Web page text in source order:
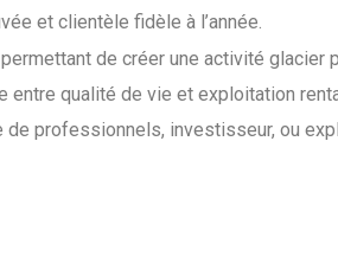
et clientèle fidèle à l’année.
de créer une activité
entre qualité de vie et exploitation
professionnels, investisseur, ou